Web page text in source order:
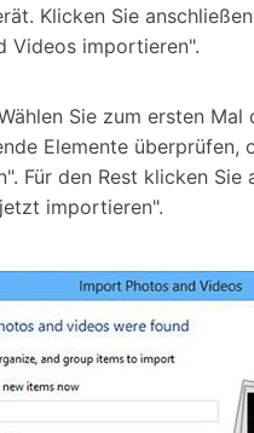
Klicken Sie
Videos importieren".
Sie zum ersten Mal
Elemente überprüfen,
Für den Rest klicken Sie
importieren".